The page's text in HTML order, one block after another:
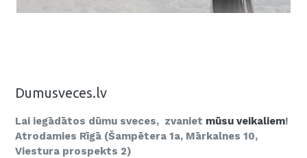
Dumusveces.lv
Lai iegādātos dūmu sveces, zvaniet mūsu veikaliem!
Atrodamies Rīgā (Šampētera 1a, Mārkalnes 10,
Viestura prospekts 2)